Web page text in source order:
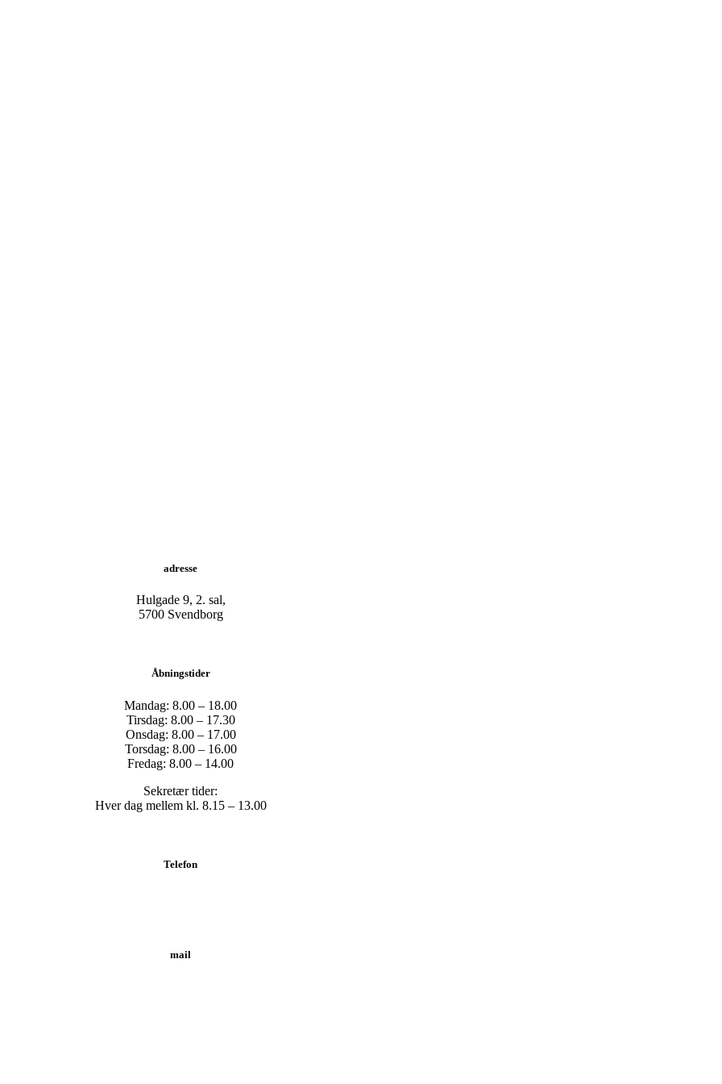
adresse
Hulgade 9, 2. sal,
​5700 Svendborg
Åbningstider
Mandag: 8.00 – 18.00
Tirsdag: 8.00 – 17.30
Onsdag: 8.00 – 17.00
Torsdag: 8.00 – 16.00
Fredag: 8.00 – 14.00
Sekretær tider:
Hver dag mellem kl. 8.15 – 13.00
Telefon
mail